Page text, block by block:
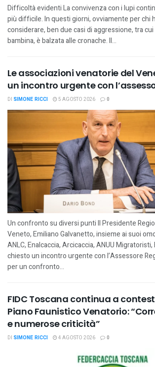
Difficoltà evidenti La convivenza con i lupi
più difficile. In questi giorni, ovviamente per chi
considerare, ben due casi di aggressione, tra
bambina, è balzata alle cronache. Il...
Le associazioni venatorie del
un incontro urgente con
DI SIMONE RICCI 5 AGOSTO 2026 0
Un confronto su diversi punti Il Presidente
Veneto, Emiliano Galvanetto, insieme ai suoi
ANLC, Enalcaccia, Arcicaccia, ANUU Migratoristi,
chiesto un incontro urgente con l’Assessore
per un confronto...
FIDC Toscana continua a
Piano Faunistico Venatorio:
e numerose criticità”
DI SIMONE RICCI 4 AGOSTO 2026 0